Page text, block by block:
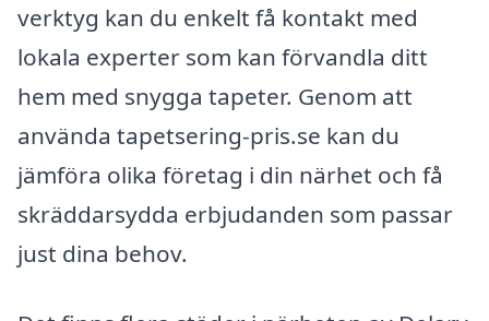
verktyg kan du enkelt få kontakt med
lokala experter som kan förvandla ditt
hem med snygga tapeter. Genom att
använda tapetsering-pris.se kan du
jämföra olika företag i din närhet och få
skräddarsydda erbjudanden som passar
just dina behov.